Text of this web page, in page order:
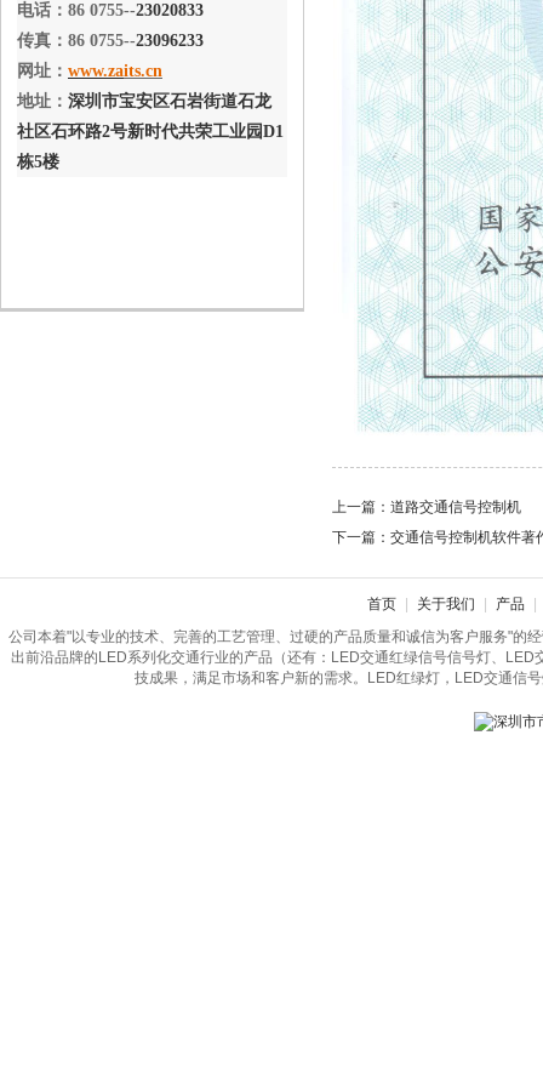
电话：86 0755--23020833
传真：86 0755--23096233
网址： www.zaits.cn
地址： 深圳市宝安区石岩街道石龙
社区石环路2号新时代共荣工业园D1
栋5楼
上一篇： 道路交通信号控制机
下一篇： 交通信号控制机软件著
首页 | 关于我们 | 产品 |
公司本着"以专业的技术、完善的工艺管理、过硬的产品质量和诚信为客户服务"的
出前沿品牌的LED系列化交通行业的产品（还有：LED交通红绿信号信号灯、
技成果，满足市场和客户新的需求。LED红绿灯，LED交通信